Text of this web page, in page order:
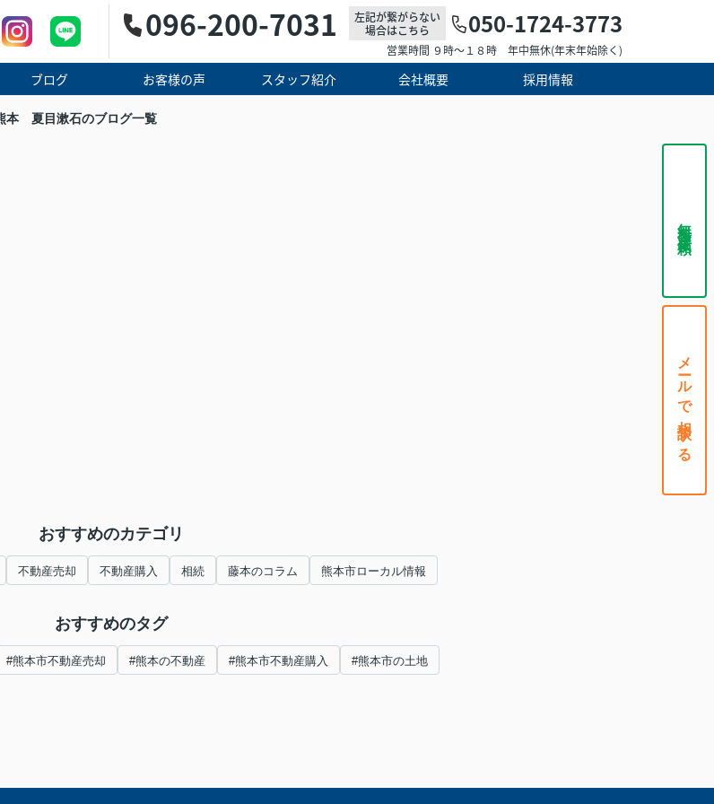
096-200-7031
左記が繋がらない
場合はこちら
050-1724-3773
営業時間 ９時～１８時 年中無休(年末年始除く)
ブログ お客様の声 スタッフ紹介 会社概要 採用情報
無料査定依頼
メールで相談する
本 夏目漱石のブログ一覧
おすすめのカテゴリ
不動産売却 不動産購入 相続 藤本のコラム 熊本市ローカル情報
おすすめのタグ
#熊本市不動産売却 #熊本の不動産 #熊本市不動産購入 #熊本市の土地